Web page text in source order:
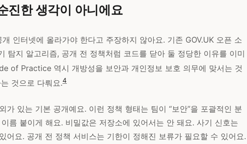
진한 생각이 아니에요
인터넷에 올라가야 한다고 주장하지 않아요. 기존 GOV.UK 오픈 소
탐지 알고리즘, 공개 전 정책처럼 코드를 닫아 둘 정당한 이유를 이미
of Practice 역시 개방성을 보안과 개인정보 보호 의무에 맞서는 것
것으로 다뤄요.4
가 있는 기본 공개예요. 이런 정책 형태는 팀이 “보안”을 포괄적인 분
름 붙이게 해요. 비밀값은 저장소에 있어서는 안 돼요. 사기 신호는
어요. 공개 전 정책 서비스는 기한이 정해진 보류가 필요할 수 있어요.